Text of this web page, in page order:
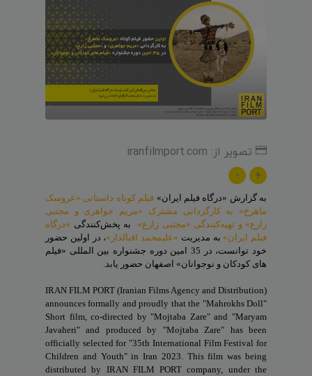
تصویر از: iranfilmport.com
+
-
به گزارش «درگاه فیلم ایران» فیلم کوتاه داستانی «عروسک
ماهرخ» به کارگردانی مشترک «مریم جواهری و مجتبی
زارع» و تهیه‌کنندگی «مجتبی زارع»
به پخش‌کنندگی «درگاه
فیلم ایران» به مدیریت «علیمحمد اقبالدار»، در اولین حضور
خود توانست، در 35 امین دوره جشنواره بین المللی «فیلم
های کودکان و نوجوانان» اصفهان حضور یابد.
IRAN FILM PORT (Iranian Films Agency and Distribution)
announces formally and proudly that the "Mahrokhs Doll"
Short film, co-directed by "Mojtaba Zare" and "Maryam
Javaheri" and produced by "Mojtaba Zare" has been
officially selected for "35th International Film Festival for
Children and Youth" in Iran 2023. This film was being
distributed by IRAN FILM PORT company, under the